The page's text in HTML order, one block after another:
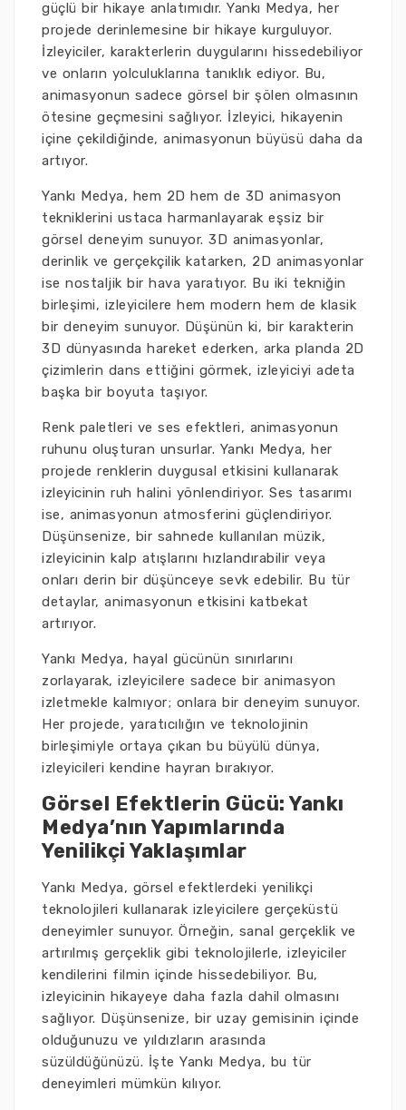
güçlü bir hikaye anlatımıdır. Yankı Medya, her
projede derinlemesine bir hikaye kurguluyor.
İzleyiciler, karakterlerin duygularını hissedebiliyor
ve onların yolculuklarına tanıklık ediyor. Bu,
animasyonun sadece görsel bir şölen olmasının
ötesine geçmesini sağlıyor. İzleyici, hikayenin
içine çekildiğinde, animasyonun büyüsü daha da
artıyor.
Yankı Medya, hem 2D hem de 3D animasyon
tekniklerini ustaca harmanlayarak eşsiz bir
görsel deneyim sunuyor. 3D animasyonlar,
derinlik ve gerçekçilik katarken, 2D animasyonlar
ise nostaljik bir hava yaratıyor. Bu iki tekniğin
birleşimi, izleyicilere hem modern hem de klasik
bir deneyim sunuyor. Düşünün ki, bir karakterin
3D dünyasında hareket ederken, arka planda 2D
çizimlerin dans ettiğini görmek, izleyiciyi adeta
başka bir boyuta taşıyor.
Renk paletleri ve ses efektleri, animasyonun
ruhunu oluşturan unsurlar. Yankı Medya, her
projede renklerin duygusal etkisini kullanarak
izleyicinin ruh halini yönlendiriyor. Ses tasarımı
ise, animasyonun atmosferini güçlendiriyor.
Düşünsenize, bir sahnede kullanılan müzik,
izleyicinin kalp atışlarını hızlandırabilir veya
onları derin bir düşünceye sevk edebilir. Bu tür
detaylar, animasyonun etkisini katbekat
artırıyor.
Yankı Medya, hayal gücünün sınırlarını
zorlayarak, izleyicilere sadece bir animasyon
izletmekle kalmıyor; onlara bir deneyim sunuyor.
Her projede, yaratıcılığın ve teknolojinin
birleşimiyle ortaya çıkan bu büyülü dünya,
izleyicileri kendine hayran bırakıyor.
Görsel Efektlerin Gücü: Yankı
Medya’nın Yapımlarında
Yenilikçi Yaklaşımlar
Yankı Medya, görsel efektlerdeki yenilikçi
teknolojileri kullanarak izleyicilere gerçeküstü
deneyimler sunuyor. Örneğin, sanal gerçeklik ve
artırılmış gerçeklik gibi teknolojilerle, izleyiciler
kendilerini filmin içinde hissedebiliyor. Bu,
izleyicinin hikayeye daha fazla dahil olmasını
sağlıyor. Düşünsenize, bir uzay gemisinin içinde
olduğunuzu ve yıldızların arasında
süzüldüğünüzü. İşte Yankı Medya, bu tür
deneyimleri mümkün kılıyor.